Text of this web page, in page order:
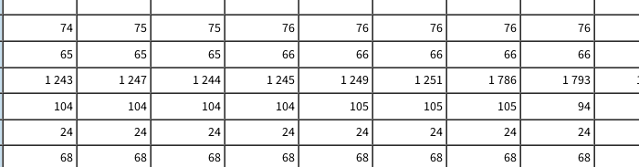
74 75 75 76 76 76 76
76
65 65 65 66 66 66 66
66
1 243 1 247 1 244 1 245 1 249 1 251 1 786 1 793
104 104 104 104 105 105 105
94
24 24 24 24 24 24 24
24
68 68 68 68 68 68 68
68